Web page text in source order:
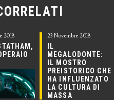
2018 23 Novembre 2018
IL
MEGALODONTE:
IL MOSTRO
PREISTORICO CHE
HA INFLUENZATO
LA CULTURA DI
MASSA